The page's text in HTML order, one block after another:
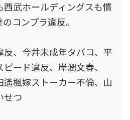
西武ホールディングスも慣
コンプラ違反。
、今井未成年タバコ、平
ード違反、岸潤文春、
楓嫁ストーカー不倫、山
せつ